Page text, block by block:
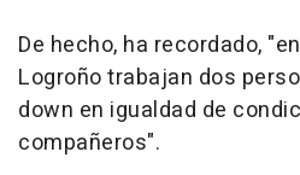
De hecho, ha recordado,
Logroño trabajan dos
down en igualdad de
compañeros".